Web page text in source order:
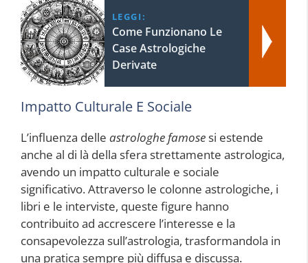
LEGGI:
Come Funzionano Le
Case Astrologiche
Derivate
Impatto Culturale E Sociale
L’influenza delle astrologhe famosesi estende
anche al di là della sfera strettamente astrologica,
avendo un impatto culturale e sociale
significativo. Attraverso le colonne astrologiche, i
libri e le interviste, queste figure hanno
contribuito ad accrescere l’interesse e la
consapevolezza sull’astrologia, trasformandola in
una pratica sempre più diffusa e discussa.